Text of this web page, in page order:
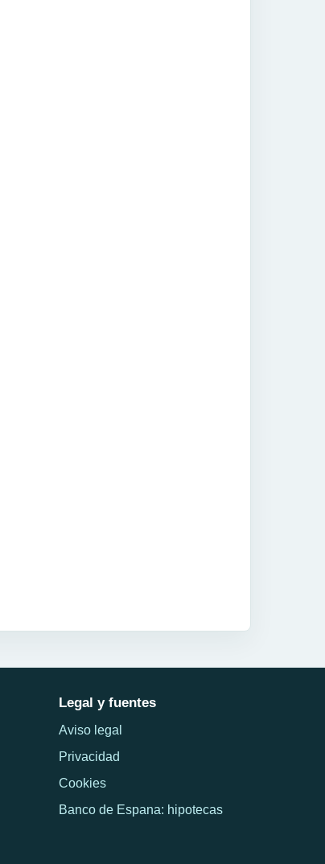
Legal y fuentes
Aviso legal
Privacidad
Cookies
Banco de Espana: hipotecas